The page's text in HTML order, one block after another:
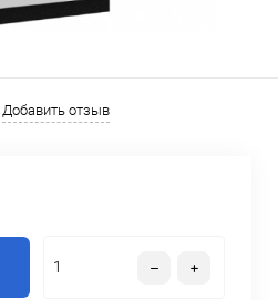
Добавить отзыв